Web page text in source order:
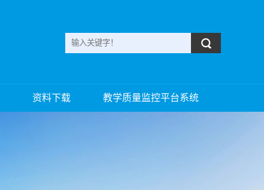
资料下载 教学质量监控平台系统